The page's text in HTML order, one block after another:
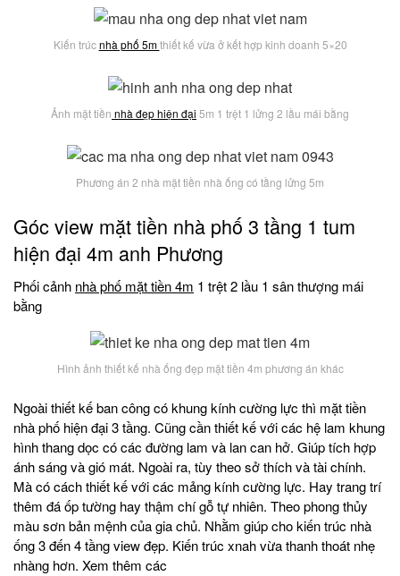
Kiến trúcnhà phố 5mthiết kế vừa ở kết hợp kinh doanh 5×20
Ảnh mặt tiền nhà đẹp hiện đại 5m 1 trệt 1 lửng 2 lầu mái bằng
Phương án 2 nhà mặt tiền nhà ống có tầng lửng 5m
Góc view mặt tiền nhà phố 3 tầng 1 tum
hiện đại 4m anh Phương
Phối cảnh nhà phố mặt tiền 4m 1 trệt 2 lầu 1 sân thượng mái
bằng
Hình ảnh thiết kế nhà ống đẹp mặt tiền 4m phương án khác
Ngoài thiết kế ban công có khung kính cường lực thì mặt tiền
nhà phố hiện đại 3 tầng. Cũng cần thiết kế với các hệ lam khung
hình thang dọc có các đường lam và lan can hở. Giúp tích hợp
ánh sáng và gió mát. Ngoài ra, tùy theo sở thích và tài chính.
Mà có cách thiết kế với các mảng kính cường lực. Hay trang trí
thêm đá ốp tường hay thậm chí gỗ tự nhiên. Theo phong thủy
màu sơn bản mệnh của gia chủ. Nhằm giúp cho kiến trúc nhà
ống 3 đến 4 tầng view đẹp. Kiến trúc xnah vừa thanh thoát nhẹ
nhàng hơn. Xem thêm các